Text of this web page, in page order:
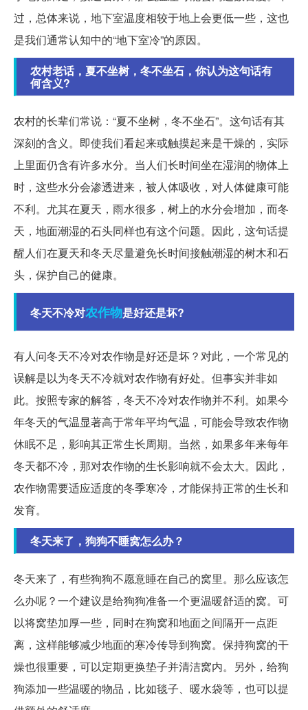
过，总体来说，地下室温度相较于地上会更低一些，这也
是我们通常认知中的“地下室冷”的原因。
农村老话，夏不坐树，冬不坐石，你认为这句话有
何含义?
农村的长辈们常说：“夏不坐树，冬不坐石”。这句话有其
深刻的含义。即使我们看起来或触摸起来是干燥的，实际
上里面仍含有许多水分。当人们长时间坐在湿润的物体上
时，这些水分会渗透进来，被人体吸收，对人体健康可能
不利。尤其在夏天，雨水很多，树上的水分会增加，而冬
天，地面潮湿的石头同样也有这个问题。因此，这句话提
醒人们在夏天和冬天尽量避免长时间接触潮湿的树木和石
头，保护自己的健康。
冬天不冷对农作物是好还是坏?
有人问冬天不冷对农作物是好还是坏？对此，一个常见的
误解是以为冬天不冷就对农作物有好处。但事实并非如
此。按照专家的解答，冬天不冷对农作物并不利。如果今
年冬天的气温显著高于常年平均气温，可能会导致农作物
休眠不足，影响其正常生长周期。当然，如果多年来每年
冬天都不冷，那对农作物的生长影响就不会太大。因此，
农作物需要适应适度的冬季寒冷，才能保持正常的生长和
发育。
冬天来了，狗狗不睡窝怎么办？
冬天来了，有些狗狗不愿意睡在自己的窝里。那么应该怎
么办呢？一个建议是给狗狗准备一个更温暖舒适的窝。可
以将窝垫加厚一些，同时在狗窝和地面之间隔开一点距
离，这样能够减少地面的寒冷传导到狗窝。保持狗窝的干
燥也很重要，可以定期更换垫子并清洁窝内。另外，给狗
狗添加一些温暖的物品，比如毯子、暖水袋等，也可以提